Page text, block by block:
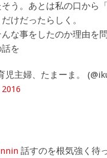
う。あとは私の口から
けだったらしく。
な事をしたのか理由を
を
主婦、たまーま。
話すのを根気強く待